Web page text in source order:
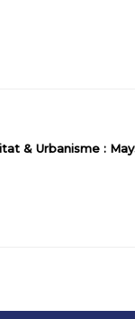
& Urbanisme :